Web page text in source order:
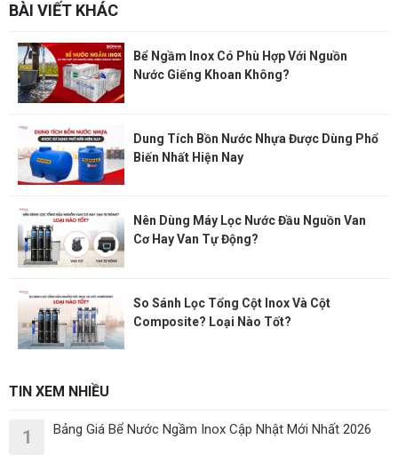
BÀI VIẾT KHÁC
Bể Ngầm Inox Có Phù Hợp Với Nguồn
Nước Giếng Khoan Không?
Dung Tích Bồn Nước Nhựa Được Dùng Phổ
Biến Nhất Hiện Nay
Nên Dùng Máy Lọc Nước Đầu Nguồn Van
Cơ Hay Van Tự Động?
So Sánh Lọc Tổng Cột Inox Và Cột
Composite? Loại Nào Tốt?
TIN XEM NHIỀU
1 Bảng Giá Bể Nước Ngầm Inox Cập Nhật Mới Nhất 2026